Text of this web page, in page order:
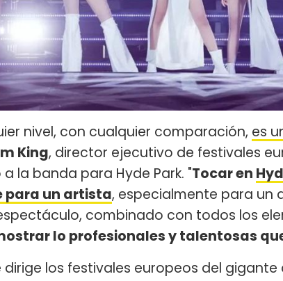
nivel, con cualquier comparación, es
King, director ejecutivo de festivales
la banda para Hyde Park. "Tocar en
para un artista, especialmente para un
combinado con todos los
lo profesionales y talentosas
dirige los festivales europeos del